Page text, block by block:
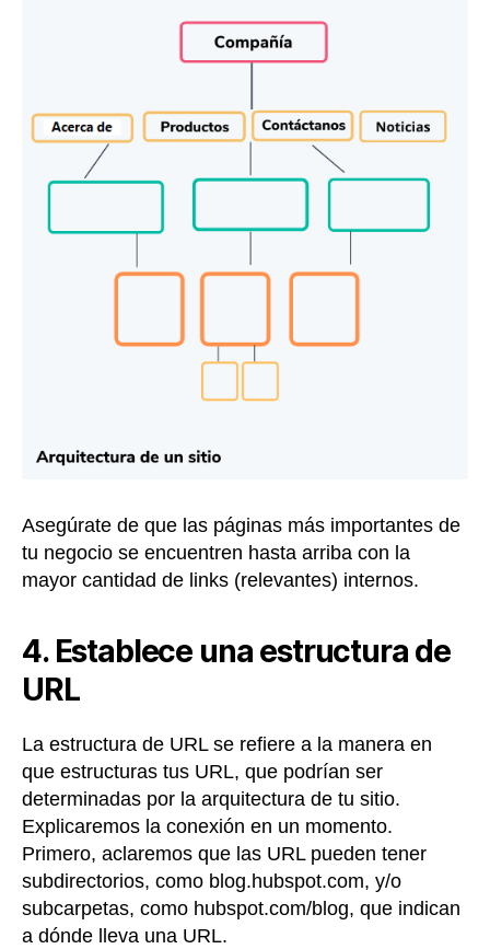
Asegúrate de que las páginas más importantes de
tu negocio se encuentren hasta arriba con la
mayor cantidad de links (relevantes) internos.
4. Establece una estructura de
URL
La estructura de URL se refiere a la manera en
que estructuras tus URL, que podrían ser
determinadas por la arquitectura de tu sitio.
Explicaremos la conexión en un momento.
Primero, aclaremos que las URL pueden tener
subdirectorios, como blog.hubspot.com, y/o
subcarpetas, como hubspot.com/blog, que indican
a dónde lleva una URL.